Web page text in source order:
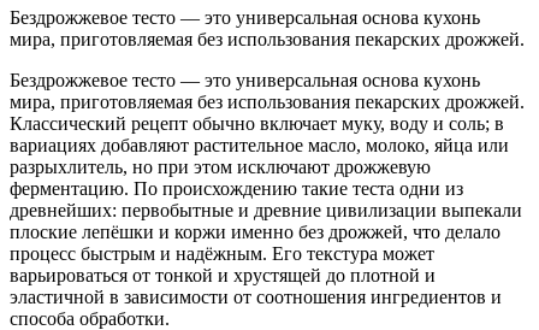
Бездрожжевое тесто — это универсальная основа кухонь
мира, приготовляемая без использования пекарских дрожжей.
Бездрожжевое тесто — это универсальная основа кухонь
мира, приготовляемая без использования пекарских дрожжей.
Классический рецепт обычно включает муку, воду и соль; в
вариациях добавляют растительное масло, молоко, яйца или
разрыхлитель, но при этом исключают дрожжевую
ферментацию. По происхождению такие теста одни из
древнейших: первобытные и древние цивилизации выпекали
плоские лепёшки и коржи именно без дрожжей, что делало
процесс быстрым и надёжным. Его текстура может
варьироваться от тонкой и хрустящей до плотной и
эластичной в зависимости от соотношения ингредиентов и
способа обработки.